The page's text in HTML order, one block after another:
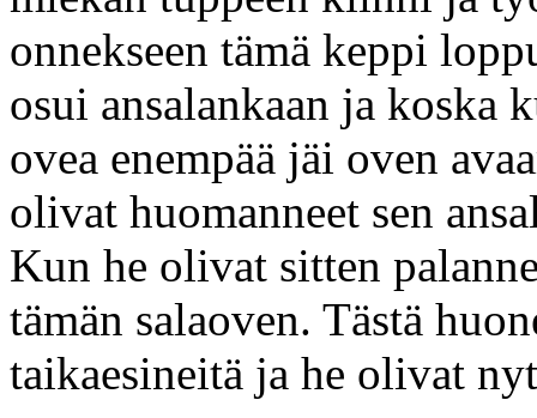
onnekseen tämä keppi
osui ansalankaan ja koska
ovea enempää jäi oven
olivat huomanneet sen
Kun he olivat sitten
tämän salaoven. Tästä
taikaesineitä ja he olivat